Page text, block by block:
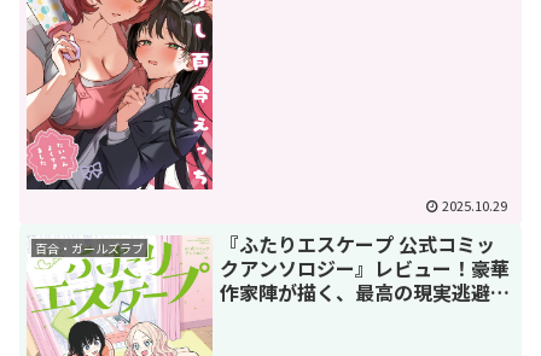
2025.10.29
百合・ガールズラブ
『ふたりエスケープ 公式コミッ
クアンソロジー』レビュー！豪華
作家陣が描く、最高の現実逃避へ